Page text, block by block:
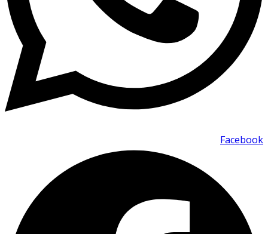
Facebook